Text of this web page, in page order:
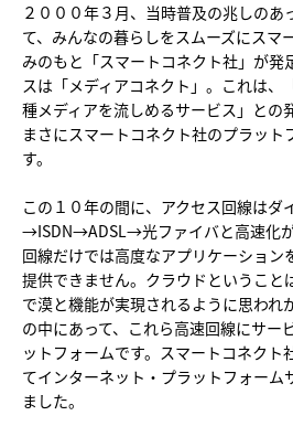
２０００年３月、当時普及の兆しのあ
て、みんなの暮らしをスムーズにスマ
みのもと「スマートコネクト社」が発
スは「メディアコネクト」。これは、
種メディアを流しめるサービス」との
まさにスマートコネクト社のプラット
す。
この１０年の間に、アクセス回線はダ
→ISDN→ADSL→光ファイバと高速化
回線だけでは高度なアプリケーション
提供できません。クラウドということ
で漠と機能が実現されるように思われ
の中にあって、これら高速回線にサー
ットフォームです。スマートコネクト
てインターネット・プラットフォーム
ました。